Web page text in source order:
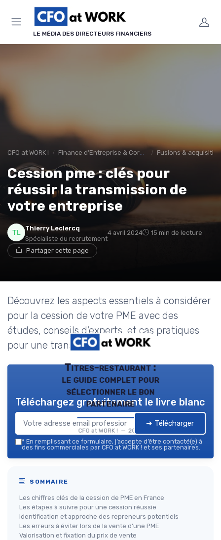
LE MÉDIA DES DIRECTEURS FINANCIERS
CFO at WORK ! Finance d’Entreprise & Corporate Finance Fusions &
Cession pme : clés pour
réussir la transmission de
votre entreprise
Thierry Leclercq
Spécialiste du recrutement
4 avril 2024 15 min de lecture
Partager cette page
Découvrez les aspects essentiels à considérer
pour la cession de votre PME avec des
études, conseils d'experts, et cas pratiques
pour une transition réussie.
Titres-restaurant :
le guide complet pour
sélectionner le bon
partenaire
CFO at WORK ! — 2026
Téléchargez gratuitement le livre blanc
➔ Télécharger
* En remplissant ce formulaire, j’accepte d’être contacté(e) à
des fins commerciales par CFO at WORK ! et ses partenaires.
SOMMAIRE
Les chiffres clés de la cession de PME en France
Les étapes à suivre pour une cession réussie
Identification et approche des repreneurs potentiels
Les erreurs à éviter lors de la vente d'une PME
Valorisation et fixation du prix de vente
Panneau de gestion des cookies